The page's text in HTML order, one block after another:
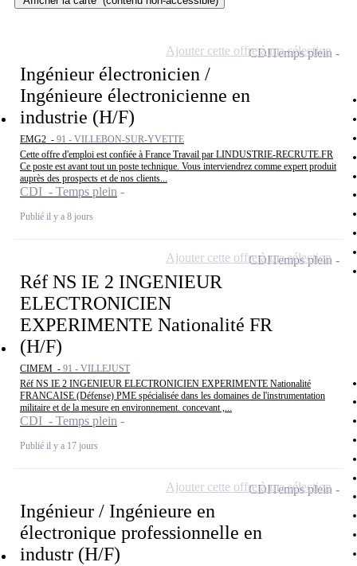
Ingénieur électronicien /
Ingénieure électronicienne en
industrie (H/F)
EMG2 - 91 - VILLEBON-SUR-YVETTE
Cette offre d'emploi est confiée à France Travail par LINDUSTRIE-RECRUTE.FR
Ce poste est avant tout un poste technique. Vous interviendrez comme expert produit
auprès des prospects et de nos clients...
CDI - Temps plein
Publié il y a 8 jours
CDITemps plein
Ajouter cette offre à ma sélection
Réf NS IE 2 INGENIEUR
ELECTRONICIEN
EXPERIMENTE Nationalité FR
(H/F)
CIMEM - 91 - VILLEJUST
Réf NS IE 2 INGENIEUR ELECTRONICIEN EXPERIMENTE Nationalité
FRANCAISE (Défense) PME spécialisée dans les domaines de l'instrumentation
militaire et de la mesure en environnement. concevant ,...
CDI - Temps plein
Publié il y a 17 jours
CDITemps plein
Ajouter cette offre à ma sélection
Ingénieur / Ingénieure en
électronique professionnelle en
industr (H/F)
CDITemps plein
Ajouter cette offre à ma sélection